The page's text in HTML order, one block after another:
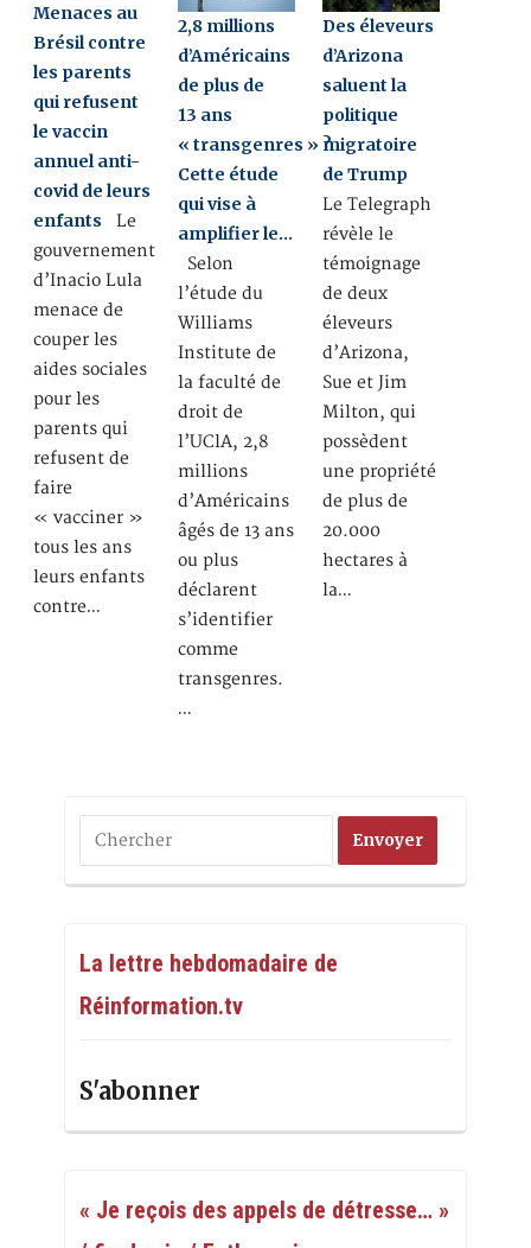
Menaces au
Brésil contre
les parents
qui refusent
le vaccin
annuel anti-
covid de leurs
enfants Le
gouvernement
d’Inacio Lula
menace de
couper les
aides sociales
pour les
parents qui
refusent de
faire
« vacciner »
tous les ans
leurs enfants
contre…
2,8 millions
d’Américains
de plus de
13 ans
« transgenres » ?
Cette étude
qui vise à
amplifier le…
Selon
l’étude du
Williams
Institute de
la faculté de
droit de
l’UClA, 2,8
millions
d’Américains
âgés de 13 ans
ou plus
déclarent
s’identifier
comme
transgenres.
…
Des éleveurs
d’Arizona
saluent la
politique
migratoire
de Trump
Le Telegraph
révèle le
témoignage
de deux
éleveurs
d’Arizona,
Sue et Jim
Milton, qui
possèdent
une propriété
de plus de
20.000
hectares à
la…
La lettre hebdomadaire de
Réinformation.tv
S'abonner
« Je reçois des appels de détresse… »